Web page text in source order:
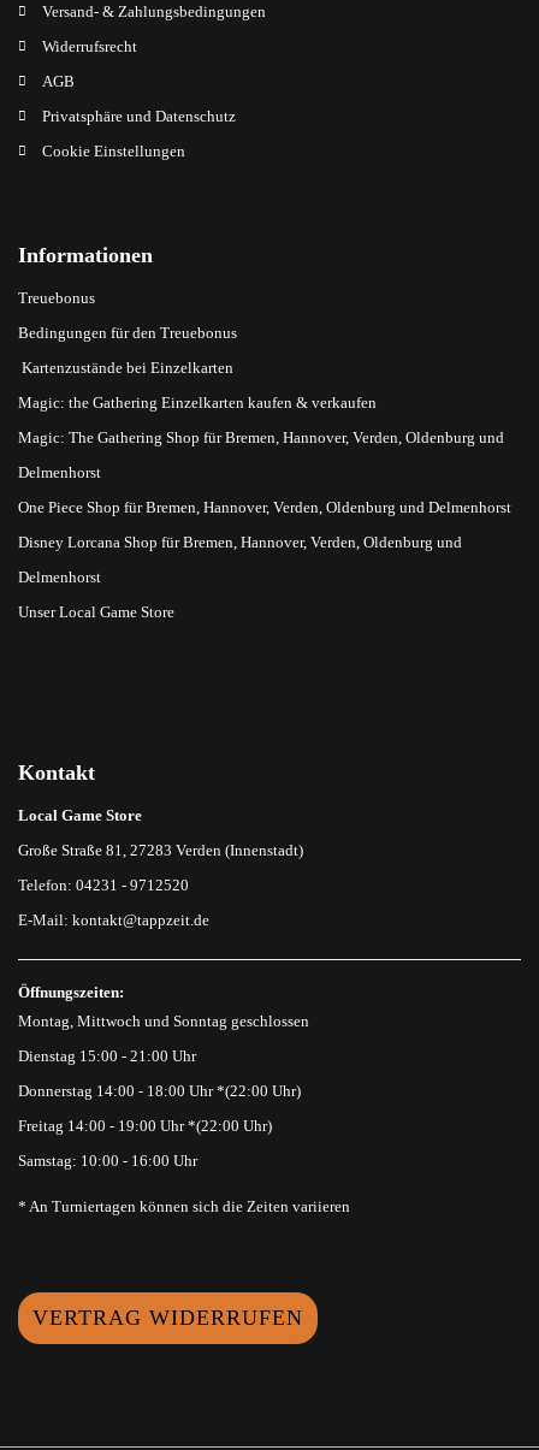
Versand- & Zahlungsbedingungen
Widerrufsrecht
AGB
Privatsphäre und Datenschutz
Cookie Einstellungen
Informationen
Treuebonus
Bedingungen für den Treuebonus
Kartenzustände bei Einzelkarten
Magic: the Gathering Einzelkarten kaufen & verkaufen
Magic: The Gathering Shop für Bremen, Hannover, Verden, Oldenburg und
Delmenhorst
One Piece Shop für Bremen, Hannover, Verden, Oldenburg und Delmenhorst
Disney Lorcana Shop für Bremen, Hannover, Verden, Oldenburg und
Delmenhorst
Unser Local Game Store
Kontakt
Local Game Store
Große Straße 81, 27283 Verden (Innenstadt)
Telefon: 04231 - 9712520
E-Mail: kontakt@tappzeit.de
Öffnungszeiten:
Montag, Mittwoch und Sonntag geschlossen
Dienstag 15:00 - 21:00 Uhr
Donnerstag 14:00 - 18:00 Uhr *(22:00 Uhr)
Freitag 14:00 - 19:00 Uhr *(22:00 Uhr)
Samstag: 10:00 - 16:00 Uhr
* An Turniertagen können sich die Zeiten variieren
VERTRAG WIDERRUFEN